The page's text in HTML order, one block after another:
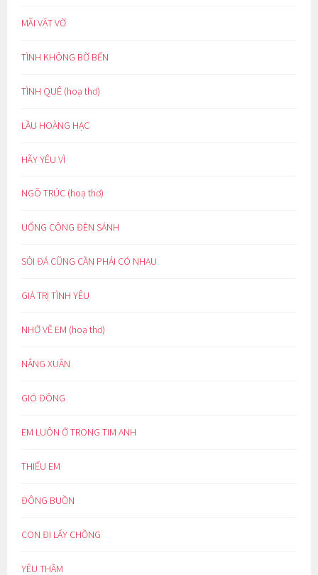
MÃI VẬT VỜ
TÌNH KHÔNG BỜ BẾN
TÌNH QUÊ (hoạ thơ)
LẦU HOÀNG HẠC
HÃY YÊU VÌ
NGÕ TRÚC (hoạ thơ)
UỔNG CÔNG ĐÈN SÁNH
SỎI ĐÁ CŨNG CẦN PHẢI CÓ NHAU
GIÁ TRỊ TÌNH YÊU
NHỚ VỀ EM (hoạ thơ)
NẮNG XUÂN
GIÓ ĐÔNG
EM LUÔN Ở TRONG TIM ANH
THIẾU EM
ĐÔNG BUỒN
CON ĐI LẤY CHỒNG
YÊU THẦM